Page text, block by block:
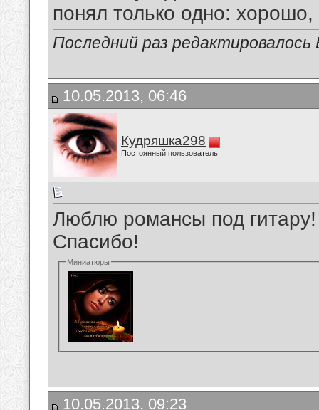
понял только одно:
Последний раз
10.05.2013, 06:46
Кудряшка298
Постоянный пользователь
Люблю романсы под
Спасибо!
Миниатюры
10.05.2013, 09:23